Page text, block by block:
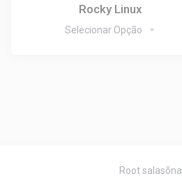
Rocky Linux
Selecionar Opção
Root salasõna